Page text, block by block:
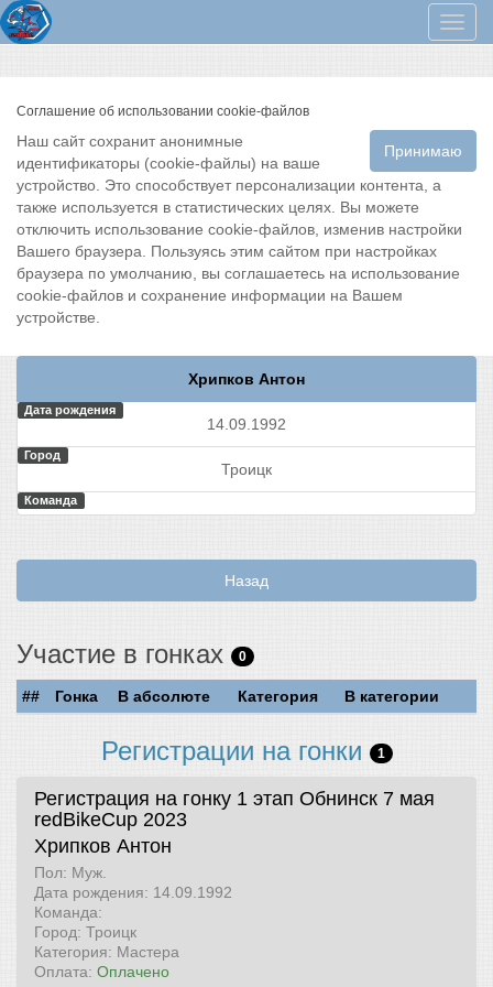
Меню
Соглашение об использовании cookie-файлов
Принимаю
Наш сайт сохранит анонимные
идентификаторы (cookie-файлы) на ваше
устройство. Это способствует персонализации контента, а
также используется в статистических целях. Вы можете
отключить использование cookie-файлов, изменив настройки
Вашего браузера. Пользуясь этим сайтом при настройках
браузера по умолчанию, вы соглашаетесь на использование
cookie-файлов и сохранение информации на Вашем
устройстве.
Хрипков Антон
Дата рождения
14.09.1992
Город
Троицк
Команда
Назад
Участие в гонках 0
## Гонка В абсолюте Категория В категории
Регистрации на гонки 1
Регистрация на гонку 1 этап Обнинск 7 мая
redBikeCup 2023
Хрипков Антон
Пол: Муж.
Дата рождения: 14.09.1992
Команда:
Город: Троицк
Категория: Мастера
Оплата: Оплачено